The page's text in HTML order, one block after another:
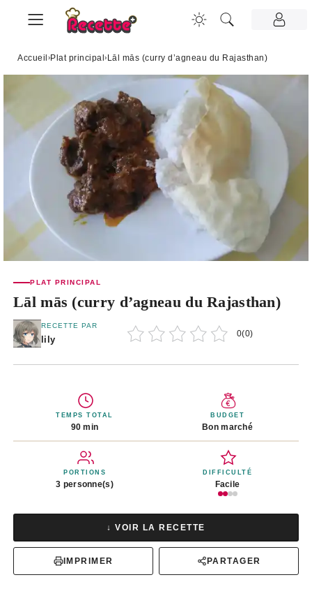
Accueil ›Plat principal › Lāl mās (curry d’agneau du Rajasthan)
PLAT PRINCIPAL
Lāl mās (curry d’agneau du Rajasthan)
RECETTE PAR
lily
0(0)
TEMPS TOTAL
90 min
BUDGET
Bon marché
PORTIONS
3 personne(s)
DIFFICULTÉ
Facile
↓ VOIR LA RECETTE
IMPRIMER PARTAGER